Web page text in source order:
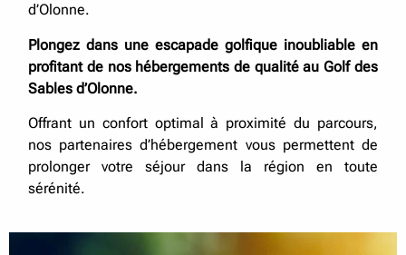
d’Olonne.
Plongez dans une escapade golfique inoubliable en
profitant de nos hébergements de qualité au Golf des
Sables d’Olonne.
Offrant un confort optimal à proximité du parcours,
nos partenaires d’hébergement vous permettent de
prolonger votre séjour dans la région en toute
sérénité.